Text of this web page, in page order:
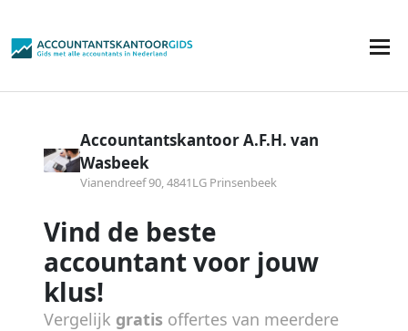
Accountantskantoor A.F.H. van
Wasbeek
Vianendreef 90, 4841LG Prinsenbeek
Vind de beste
accountant voor jouw
klus!
Vergelijk gratis offertes van meerdere